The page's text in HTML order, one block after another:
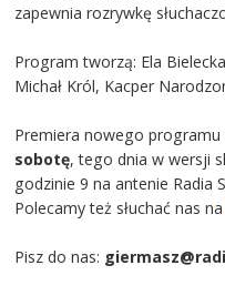
zapewnia rozrywkę
Program tworzą: Ela
Michał Król, Kacper
Premiera nowego
sobotę, tego dnia w wersji
godzinie 9 na antenie Radia
Polecamy też słuchać nas na
Pisz do nas: